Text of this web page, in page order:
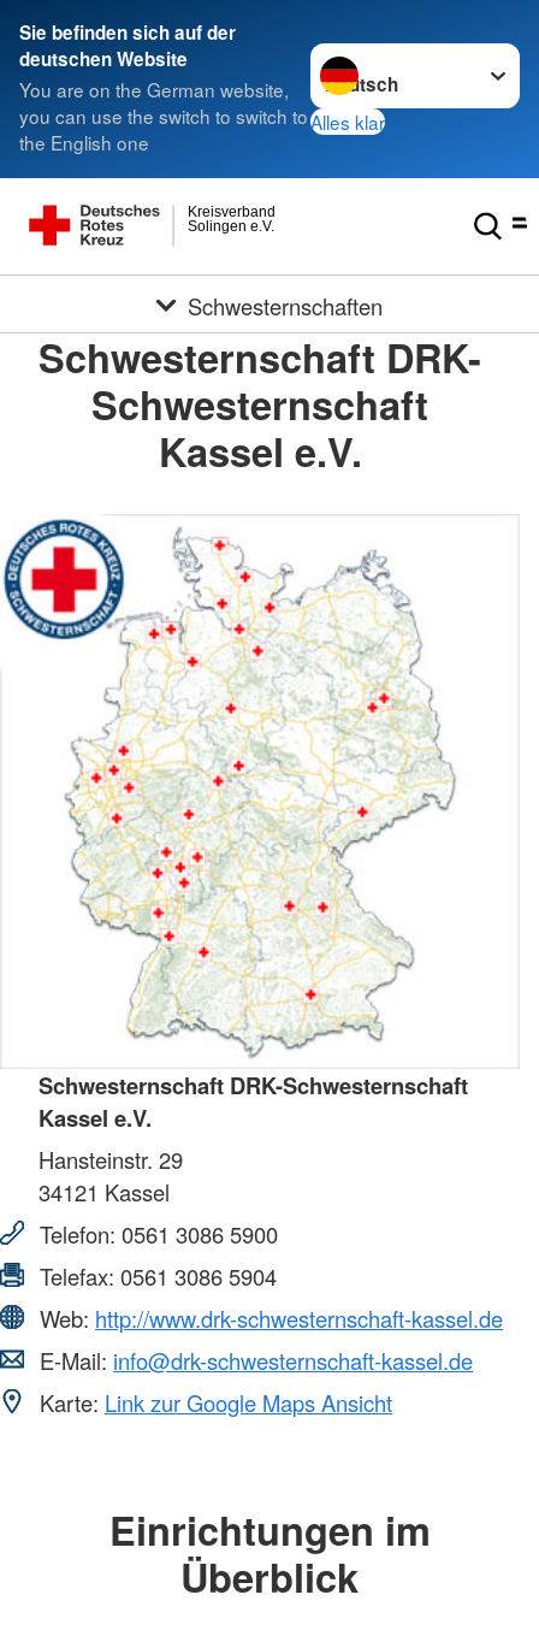
Sie befinden sich auf der
deutschen Website
You are on the German website,
you can use the switch to switch to
the English one
Sprache wechseln zu
Alles klar
Solingen e.V.
Kreisverband
Schwesternschaften
Schwesternschaft DRK-
Schwesternschaft
Kassel e.V.
Schwesternschaft DRK-Schwesternschaft
Kassel e.V.
Hansteinstr. 29
34121 Kassel
Telefon: 0561 3086 5900
Telefax: 0561 3086 5904
Web: http://www.drk-schwesternschaft-kassel.de
E-Mail: info@drk-schwesternschaft-kassel.de
Karte: Link zur Google Maps Ansicht
Einrichtungen im
Überblick